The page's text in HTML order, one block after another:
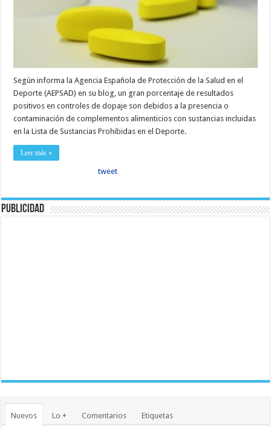
Según informa la Agencia Española de Protección de la Salud en el
Deporte (AEPSAD) en su blog, un gran porcentaje de resultados
positivos en controles de dopaje son debidos a la presencia o
contaminación de complementos alimenticios con sustancias incluidas
en la Lista de Sustancias Prohibidas en el Deporte.
Leer más »
tweet
Publicidad
Nuevos Lo + Comentarios Etiquetas